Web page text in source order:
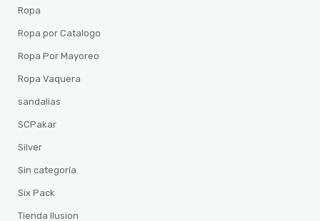
Ropa
Ropa por Catalogo
Ropa Por Mayoreo
Ropa Vaquera
sandalias
SCPakar
Silver
Sin categoría
Six Pack
Tienda Ilusion